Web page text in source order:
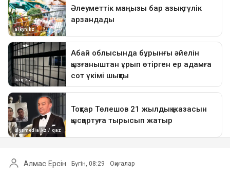
Алмас Ерсін Бүгін, 08:29 Оқиғалар